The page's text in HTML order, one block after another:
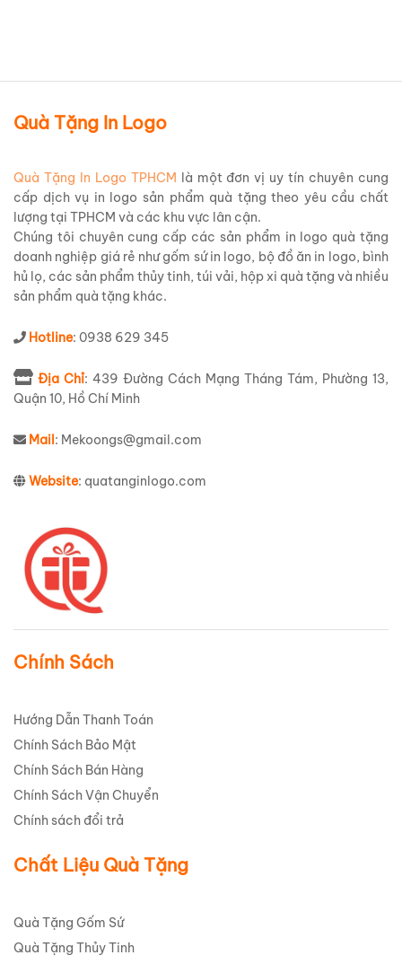
Quà Tặng In Logo
Quà Tặng In Logo TPHCM là một đơn vị uy tín chuyên cung
cấp dịch vụ in logo sản phẩm quà tặng theo yêu cầu chất
lượng tại TPHCM và các khu vực lân cận.
Chúng tôi chuyên cung cấp các sản phẩm in logo quà tặng
doanh nghiệp giá rẻ như gốm sứ in logo, bộ đồ ăn in logo, bình
hủ lọ, các sản phẩm thủy tinh, túi vải, hộp xi quà tặng và nhiều
sản phẩm quà tặng khác.
Hotline: 0938 629 345
Địa Chỉ: 439 Đường Cách Mạng Tháng Tám, Phường 13,
Quận 10, Hồ Chí Minh
Mail: Mekoongs@gmail.com
Website: quatanginlogo.com
Chính Sách
Hướng Dẫn Thanh Toán
Chính Sách Bảo Mật
Chính Sách Bán Hàng
Chính Sách Vận Chuyển
Chính sách đổi trả
Chất Liệu Quà Tặng
Quà Tặng Gốm Sứ
Quà Tặng Thủy Tinh